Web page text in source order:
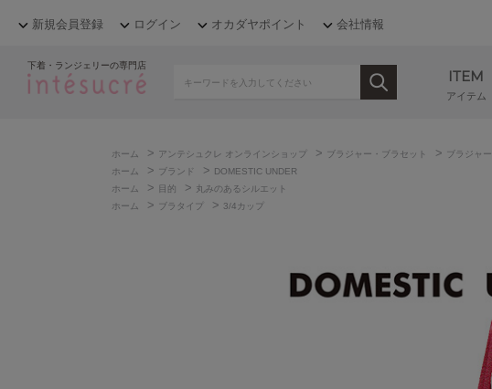
新規会員登録 ログイン オカダヤポイント 会社情報
下着・ランジェリーの専門店
ITEM
アイテム
ホーム > アンテシュクレ オンラインショップ > ブラジャー・ブラセット > ブラジャー
ホーム
> ブランド > DOMESTIC UNDER
ホーム
> 目的 > 丸みのあるシルエット
ホーム
> ブラタイプ > 3/4カップ